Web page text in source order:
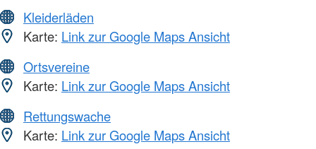
Kleiderläden
Karte: Link zur Google Maps Ansicht
Ortsvereine
Karte: Link zur Google Maps Ansicht
Rettungswache
Karte: Link zur Google Maps Ansicht